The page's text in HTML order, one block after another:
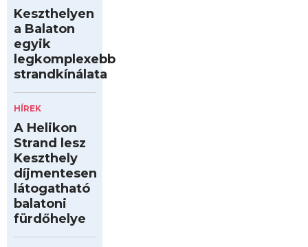
Keszthelyen
a Balaton
egyik
legkomplexebb
strandkínálata
HÍREK
A Helikon
Strand lesz
Keszthely
díjmentesen
látogatható
balatoni
fürdőhelye